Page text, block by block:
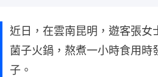
近日，在雲南昆明，遊客張女
菌子火鍋，熬煮一小時食用時
子。